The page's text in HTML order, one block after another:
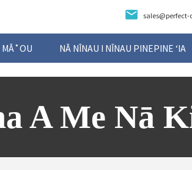
NĀ NĪNAU I NĪNAU PINEPINE ʻIA
A Me Nā